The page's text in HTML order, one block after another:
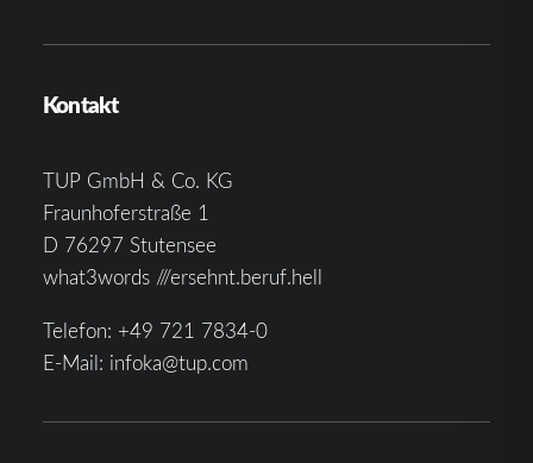
Kontakt
TUP GmbH & Co. KG
Fraunhoferstraße 1
D 76297 Stutensee
what3words ///ersehnt.beruf.hell
Telefon: +49 721 7834-0
E-Mail: infoka@tup.com